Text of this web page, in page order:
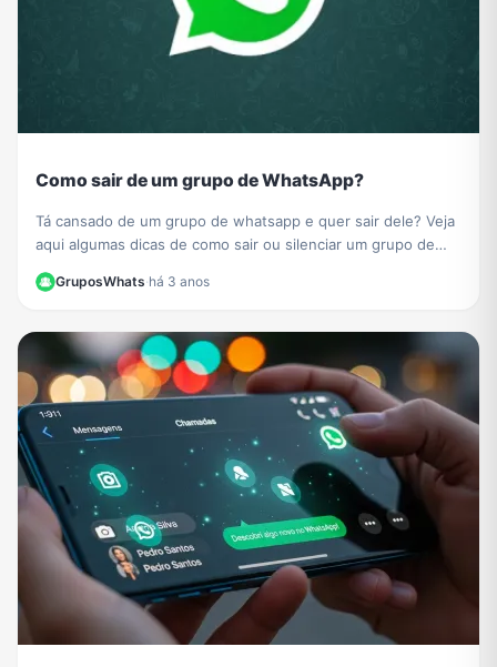
Como sair de um grupo de WhatsApp?
Tá cansado de um grupo de whatsapp e quer sair dele? Veja
aqui algumas dicas de como sair ou silenciar um grupo de
GruposWhats·há 3 anos